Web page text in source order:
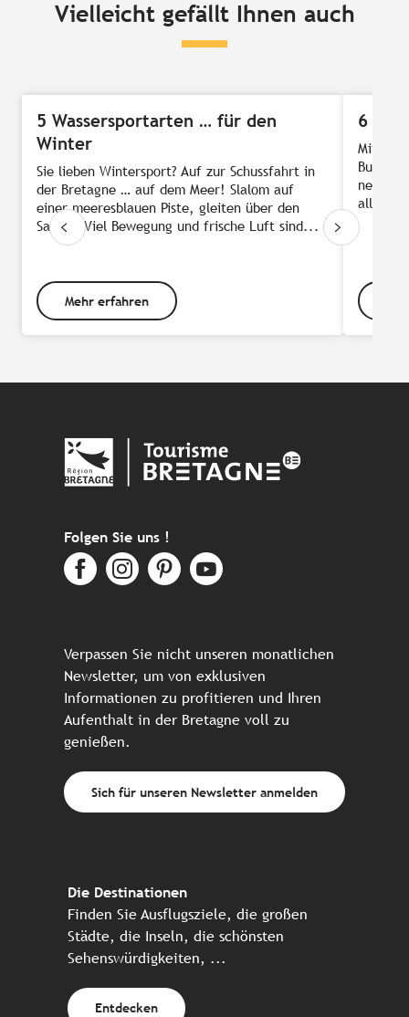
Vielleicht gefällt Ihnen auch
5 Wassersportarten … für den
Winter
Sie lieben Wintersport? Auf zur Schussfahrt in
der Bretagne … auf dem Meer! Slalom auf
einer meeresblauen Piste, gleiten über den
Sand … Viel Bewegung und frische Luft sind...
Mehr erfahren
6
Mit
neue
alle
Folgen Sie uns !
Verpassen Sie nicht unseren monatlichen
Newsletter, um von exklusiven
Informationen zu profitieren und Ihren
Aufenthalt in der Bretagne voll zu
genießen.
Sich für unseren Newsletter anmelden
Die Destinationen
Finden Sie Ausflugsziele, die großen
Städte, die Inseln, die schönsten
Sehenswürdigkeiten, ...
Entdecken